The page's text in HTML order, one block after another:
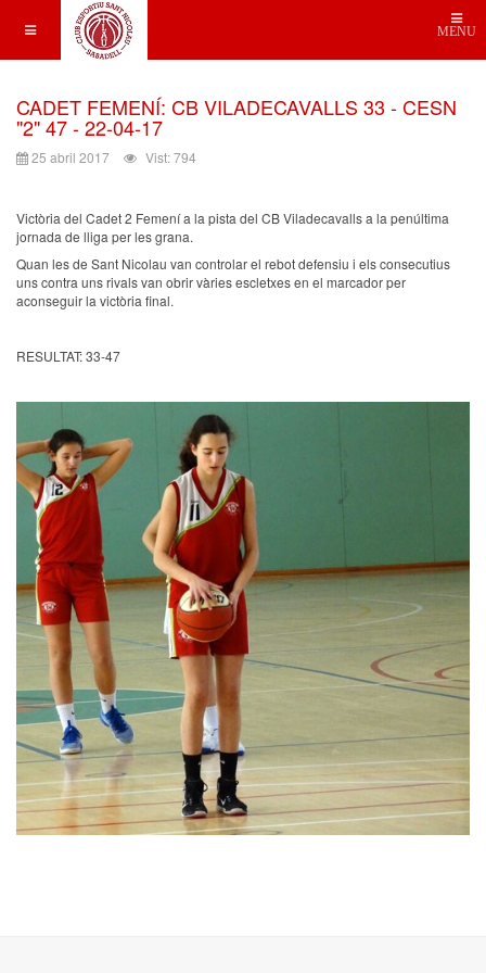
MENU
CADET FEMENÍ: CB VILADECAVALLS 33 - CESN
"2" 47 - 22-04-17
25 abril 2017 Vist: 794
Victòria del Cadet 2 Femení a la pista del CB Viladecavalls a la penúltima
jornada de lliga per les grana.
Quan les de Sant Nicolau van controlar el rebot defensiu i els consecutius
uns contra uns rivals van obrir vàries escletxes en el marcador per
aconseguir la victòria final.
RESULTAT: 33-47